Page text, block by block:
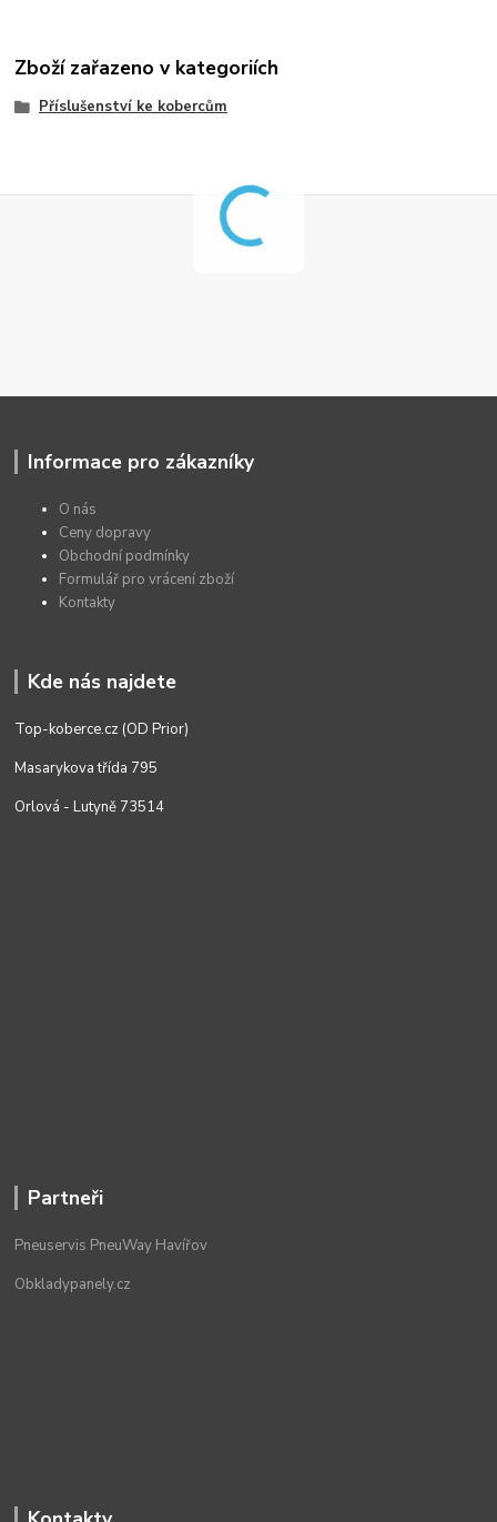
Zboží zařazeno v kategoriích
Příslušenství ke kobercům
Informace pro zákazníky
O nás
Ceny dopravy
Obchodní podmínky
Formulář pro vrácení zboží
Kontakty
Kde nás najdete
Top-koberce.cz (OD Prior)
Masarykova třída 795
Orlová - Lutyně 73514
Partneři
Pneuservis PneuWay Havířov
Obkladypanely.cz